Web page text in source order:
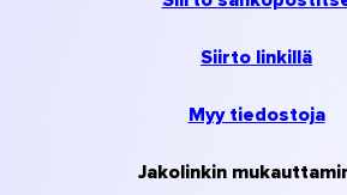
Siirto linkillä
Myy tiedostoja
Jakolinkin